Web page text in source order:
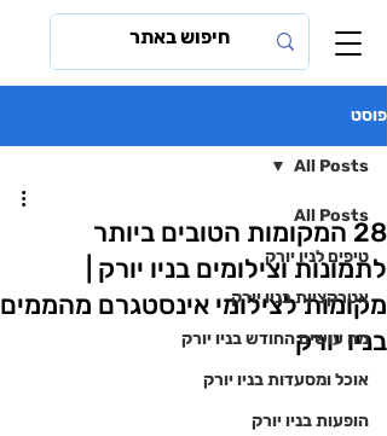
פוסט
All Posts
טיפים לניו יורק
אטרקציות בניו יורק
מה עושים החודש בניו יורק
אוכל ומסעדות בניו יורק
הופעות בניו יורק
All Posts
28 המקומות הטובים ביותר
לתמונות וצילומים בניו יורק |
מקומות לצילומי אינסטגרם מהממים
בניו יורק